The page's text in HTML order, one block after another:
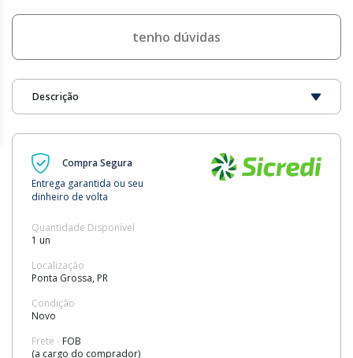
tenho dúvidas
Descrição
Compra Segura
Entrega garantida ou seu
dinheiro de volta
Quantidade Disponível
1 un
Localização
Ponta Grossa, PR
Condição
Novo
Frete - FOB
(a cargo do comprador)